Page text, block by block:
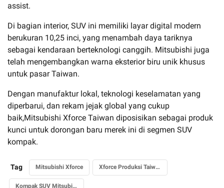
assist.
Di bagian interior, SUV ini memiliki layar digital modern
berukuran 10,25 inci, yang menambah daya tariknya
sebagai kendaraan berteknologi canggih. Mitsubishi juga
telah mengembangkan warna eksterior biru unik khusus
untuk pasar Taiwan.
Dengan manufaktur lokal, teknologi keselamatan yang
diperbarui, dan rekam jejak global yang cukup
baik,Mitsubishi Xforce Taiwan diposisikan sebagai produk
kunci untuk dorongan baru merek ini di segmen SUV
kompak.
Tag Mitsubishi Xforce Xforce Produksi Taiwan
Kompak SUV Mitsubishi